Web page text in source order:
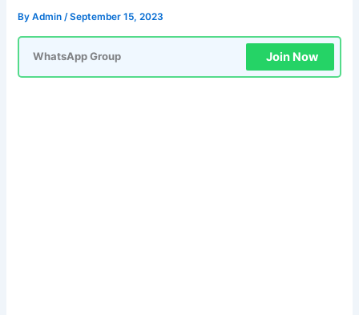
ByAdmin/September 15, 2023
WhatsApp Group Join Now